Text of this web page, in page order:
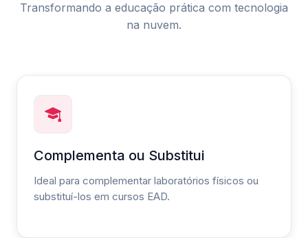
Transformando a educação prática com tecnologia
na nuvem.
Complementa ou Substitui
Ideal para complementar laboratórios físicos ou
substituí-los em cursos EAD.